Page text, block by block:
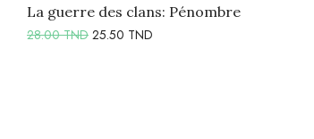
La guerre des clans: Pénombre
28.00TND 25.50 TND